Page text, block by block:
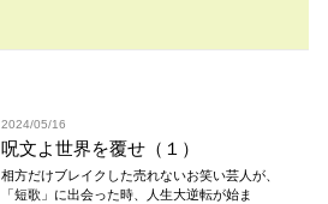
2024/05/16
呪文よ世界を覆せ（１）
相方だけブレイクした売れないお笑い芸人が、
「短歌」に出会った時、人生大逆転が始ま